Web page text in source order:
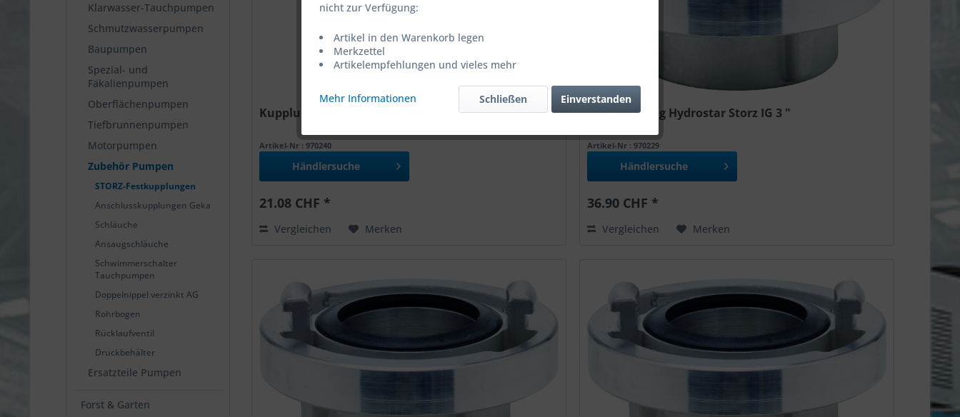
Klarwasser-Tauchpumpen
Schmutzwasserpumpen
Baupumpen
Spezial- und
Fäkalienpumpen
Oberflächenpumpen
Tiefbrunnenpumpen
Motorpumpen
Zubehör Pumpen
STORZ-Festkupplungen
Anschlusskupplungen Geka
Schläuche
Ansaugschläuche
Schwimmerschalter
Tauchpumpen
Doppelnippel verzinkt AG
Rohrbogen
Rücklaufventil
Druckbehälter
Ersatzteile Pumpen
Forst & Garten
Kupplungsschlüssel Hydrostar Storz 66/89 mm
Artikel-Nr : 970240
Händlersuche
21.08 CHF *
Vergleichen Merken
Festkupplung Hydrostar Storz IG 3 "
Artikel-Nr : 970229
Händlersuche
36.90 CHF *
Vergleichen Merken
nicht zur Verfügung:
Artikel in den Warenkorb legen
Merkzettel
Artikelempfehlungen und vieles mehr
Mehr Informationen Einverstanden
Schließen